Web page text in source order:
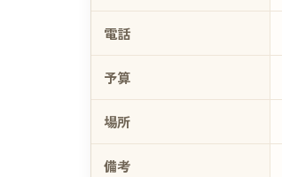
電話
予算
場所
備考